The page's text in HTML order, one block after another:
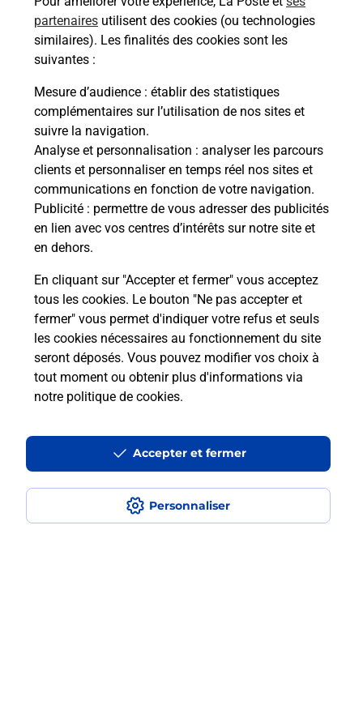
partenaires utilisent des cookies (ou technologies
similaires). Les finalités des cookies sont les
suivantes :
Mesure d’audience : établir des statistiques
complémentaires sur l’utilisation de nos sites et
suivre la navigation.
Analyse et personnalisation : analyser les parcours
clients et personnaliser en temps réel nos sites et
communications en fonction de votre navigation.
Publicité : permettre de vous adresser des publicités
en lien avec vos centres d’intérêts sur notre site et
en dehors.
En cliquant sur "Accepter et fermer" vous acceptez
tous les cookies. Le bouton "Ne pas accepter et
fermer" vous permet d'indiquer votre refus et seuls
les cookies nécessaires au fonctionnement du site
seront déposés. Vous pouvez modifier vos choix à
tout moment ou obtenir plus d'informations via
notre politique de cookies.
Personnaliser
Accepter et fermer
Envoyer un colis
Vous souhaitez envoyer un colis depuis : VILLERS
LA MONTAGNE (54920) ? Découvrez toutes les
solutions proposées par La Poste.
En savoir plus
Questions fréquemment posées
médaillon d’alarme qu’est ce que
Comment fonctionne la
téléassistance classique ?